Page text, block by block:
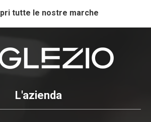
tutte le nostre marche
L'azienda